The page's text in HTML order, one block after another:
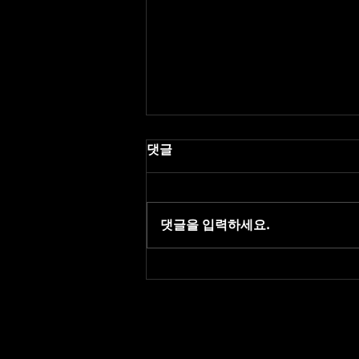
댓글
댓글을 입력하세요.